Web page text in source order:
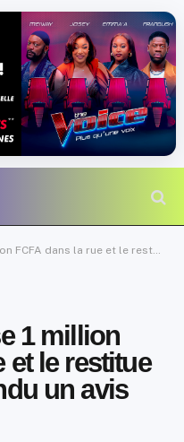
et le restitue après avoir entendu un avis de perte
1 million
et le restitue
un avis